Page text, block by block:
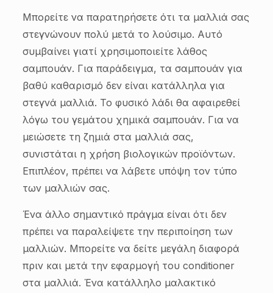
Μπορείτε να παρατηρήσετε ότι τα μαλλιά σας
στεγνώνουν πολύ μετά το λούσιμο. Αυτό
συμβαίνει γιατί χρησιμοποιείτε λάθος
σαμπουάν. Για παράδειγμα, τα σαμπουάν για
βαθύ καθαρισμό δεν είναι κατάλληλα για
στεγνά μαλλιά. Το φυσικό λάδι θα αφαιρεθεί
λόγω του γεμάτου χημικά σαμπουάν. Για να
μειώσετε τη ζημιά στα μαλλιά σας,
συνιστάται η χρήση βιολογικών προϊόντων.
Επιπλέον, πρέπει να λάβετε υπόψη τον τύπο
των μαλλιών σας.
Ένα άλλο σημαντικό πράγμα είναι ότι δεν
πρέπει να παραλείψετε την περιποίηση των
μαλλιών. Μπορείτε να δείτε μεγάλη διαφορά
πριν και μετά την εφαρμογή του conditioner
στα μαλλιά. Ένα κατάλληλο μαλακτικό